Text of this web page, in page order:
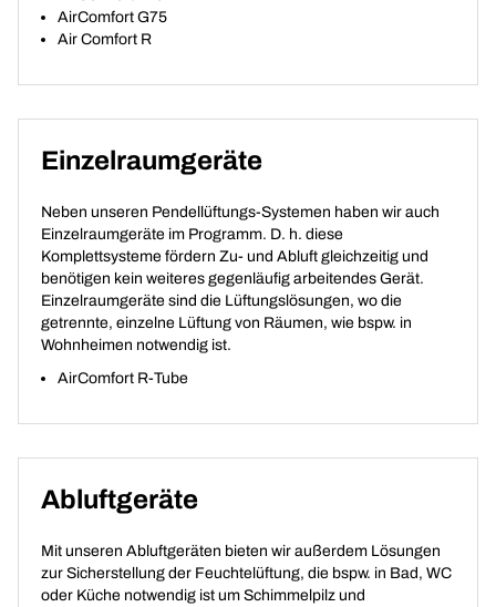
AirComfort G75
Air Comfort R
Einzelraumgeräte
Neben unseren Pendellüftungs-Systemen haben wir auch
Einzelraumgeräte im Programm. D. h. diese
Komplettsysteme fördern Zu- und Abluft gleichzeitig und
benötigen kein weiteres gegenläufig arbeitendes Gerät.
Einzelraumgeräte sind die Lüftungslösungen, wo die
getrennte, einzelne Lüftung von Räumen, wie bspw. in
Wohnheimen notwendig ist.
AirComfort R-Tube
Abluftgeräte
Mit unseren Abluftgeräten bieten wir außerdem Lösungen
zur Sicherstellung der Feuchtelüftung, die bspw. in Bad, WC
oder Küche notwendig ist um Schimmelpilz und